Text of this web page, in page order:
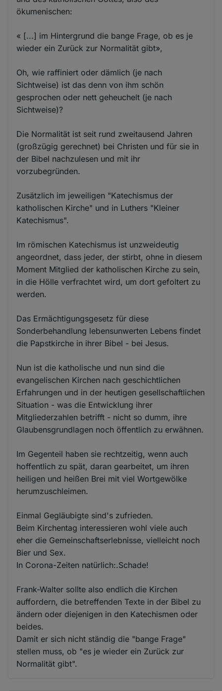
ökumenischen:
« [...] im Hintergrund die bange Frage, ob es je
wieder ein Zurück zur Normalität gibt»,
Oh, wie raffiniert oder dämlich (je nach
Sichtweise) ist das denn von ihm schön
gesprochen oder nett geheuchelt (je nach
Sichtweise)?
Die Normalität ist seit rund zweitausend Jahren
(großzügig gerechnet) bei Christen und für sie in
der Bibel nachzulesen und mit ihr
vorzubegründen.
Zusätzlich im jeweiligen "Katechismus der
katholischen Kirche" und in Luthers "Kleiner
Katechismus".
Im römischen Katechismus ist unzweideutig
angeordnet, dass jeder, der stirbt, ohne in diesem
Moment Mitglied der katholischen Kirche zu sein,
in die Hölle verfrachtet wird, um dort gefoltert zu
werden.
Das Ermächtigungsgesetz für diese
Sonderbehandlung lebensunwerten Lebens findet
die Papstkirche in ihrer Bibel - bei Jesus.
Nun ist die katholische und nun sind die
evangelischen Kirchen nach geschichtlichen
Erfahrungen und in der heutigen gesellschaftlichen
Situation - was die Entwicklung ihrer
Mitgliederzahlen betrifft - nicht so dumm, ihre
Glaubensgrundlagen noch öffentlich zu erwähnen.
Im Gegenteil haben sie rechtzeitig, wenn auch
hoffentlich zu spät, daran gearbeitet, um ihren
heiligen und heißen Brei mit viel Wortgewölke
herumzuschleimen.
Einmal Gegläubigte sind's zufrieden.
Beim Kirchentag interessieren wohl viele auch
eher die Gemeinschaftserlebnisse, vielleicht noch
Bier und Sex.
In Corona-Zeiten natürlich:.Schade!
Frank-Walter sollte also endlich die Kirchen
auffordern, die betreffenden Texte in der Bibel zu
ändern oder diejenigen in den Katechismen oder
beides.
Damit er sich nicht ständig die "bange Frage"
stellen muss, ob "es je wieder ein Zurück zur
Normalität gibt".